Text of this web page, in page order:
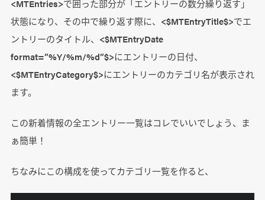
<MTEntries>で囲った部分が「エントリーの数分繰り返す」
状態になり、その中で繰り返す際に、<$MTEntryTitle$>でエ
ントリーのタイトル、<$MTEntryDate
format=”%Y/%m/%d”$>にエントリーの日付、
<$MTEntryCategory$>にエントリーのカテゴリ名が表示され
ます。
この新着情報の全エントリー一覧はコレでいいでしょう、ま
ぁ簡単！
ちなみにこの構成を使ってカテゴリ一覧を作ると、